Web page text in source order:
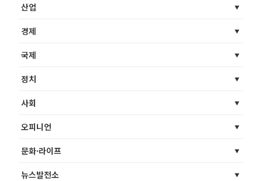
산업
경제
국제
정치
사회
오피니언
문화·라이프
뉴스발전소